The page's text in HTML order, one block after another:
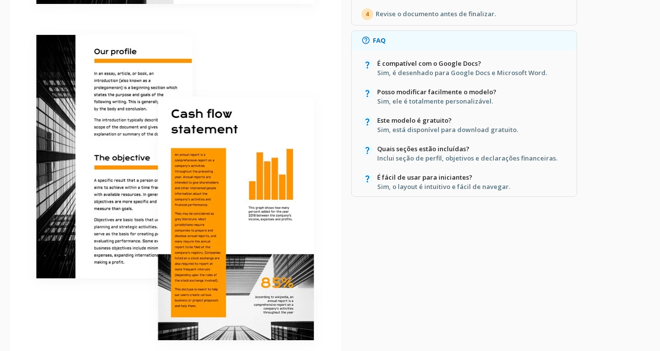
4 Revise o documento antes de finalizar.
FAQ
É compatível com o Google Docs?
Sim, é desenhado para Google Docs e Microsoft Word.
Posso modificar facilmente o modelo?
Sim, ele é totalmente personalizável.
Este modelo é gratuito?
Sim, está disponível para download gratuito.
Quais seções estão incluídas?
Inclui seção de perfil, objetivos e declarações financeiras.
É fácil de usar para iniciantes?
Sim, o layout é intuitivo e fácil de navegar.